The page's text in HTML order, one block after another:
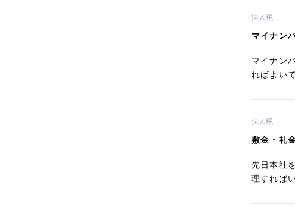
法人税
マイナン
マイナン
ればよい
法人税
敷金・礼
先日本社
理すれば